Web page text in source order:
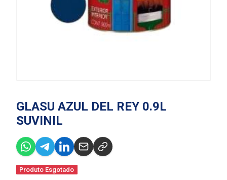
GLASU AZUL DEL REY 0.9L
SUVINIL
Produto Esgotado